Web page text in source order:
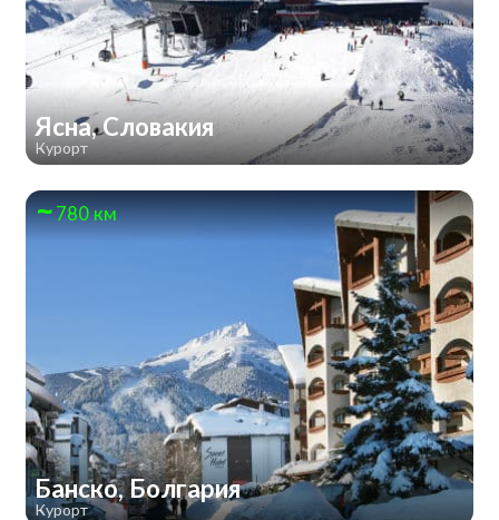
Ясна, Словакия
Курорт
780 км
Банско, Болгария
Курорт